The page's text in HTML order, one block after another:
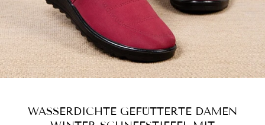
WASSERDICHTE GEFÜTTERTE DAMEN